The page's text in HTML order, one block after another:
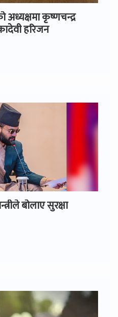
अध्यक्षमा कृष्णचन्द्र
हरिजन
बोलाए सुरक्षा